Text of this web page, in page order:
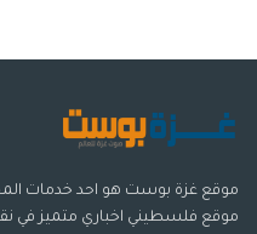
موقع فلسطيني اخباري متميز في